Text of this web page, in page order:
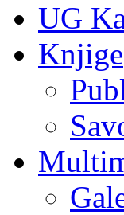
UG
Knjige